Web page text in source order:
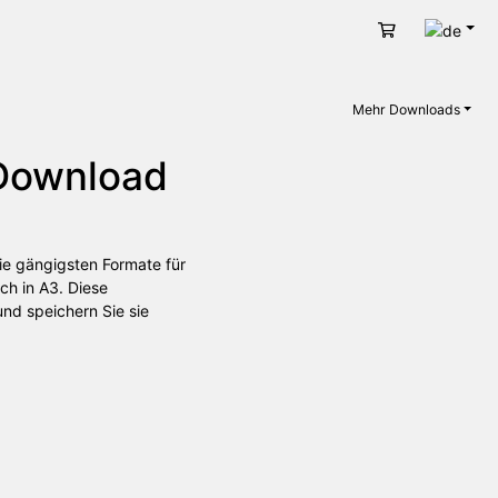
Warenkorb
Mehr Downloads
gängigsten Formate für
in A3. Diese
speichern Sie sie